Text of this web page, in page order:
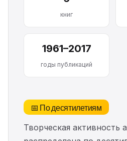
книг
1961–2017
годы публикаций
📅 По десятилетиям
Творческая активность